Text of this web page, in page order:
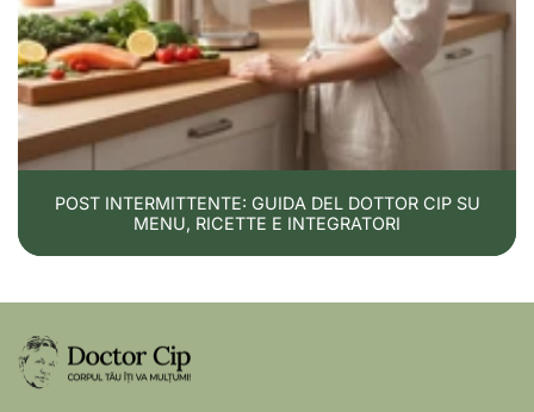
POST INTERMITTENTE: GUIDA DEL DOTTOR CIP SU
MENU, RICETTE E INTEGRATORI